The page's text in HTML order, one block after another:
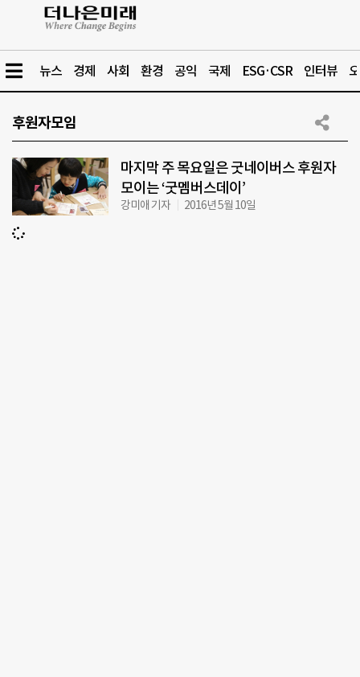
뉴스 경제 사회 환경 공익 국제 ESG·CSR 인터뷰
후원자모임
마지막 주 목요일은 굿네이버스 후원자
모이는 ‘굿멤버스데이’
강미애 기자 2016년 5월 10일